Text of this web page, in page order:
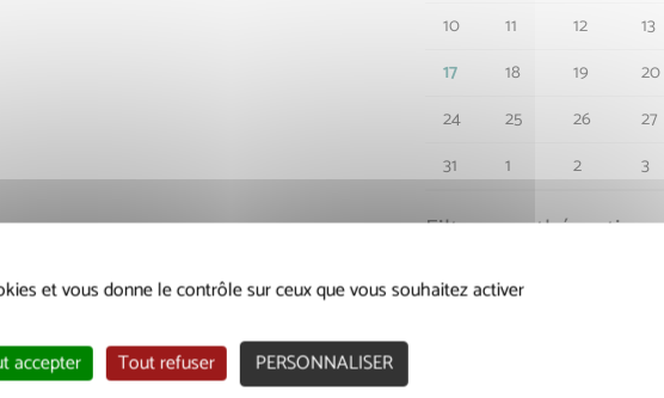
10
11 12 13
17
18 19 20
24
25 26 27
31
1 2 3
Filtrer par thématique
Action Sociale
et vous donne le contrôle sur ceux que vous souhaitez activer
accepter Tout refuser PERSONNALISER